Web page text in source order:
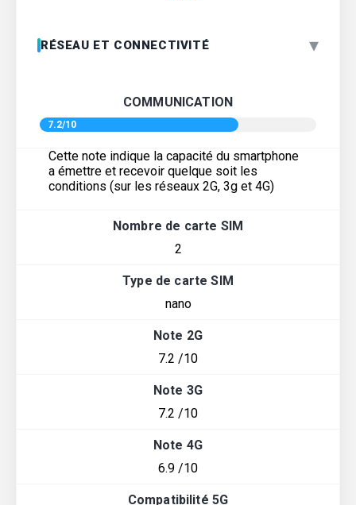
RÉSEAU ET CONNECTIVITÉ ▾
COMMUNICATION
7.2/10
Cette note indique la capacité du smartphone
a émettre et recevoir quelque soit les
conditions (sur les réseaux 2G, 3g et 4G)
Nombre de carte SIM
2
Type de carte SIM
nano
Note 2G
7.2 /10
Note 3G
7.2 /10
Note 4G
6.9 /10
Compatibilité 5G